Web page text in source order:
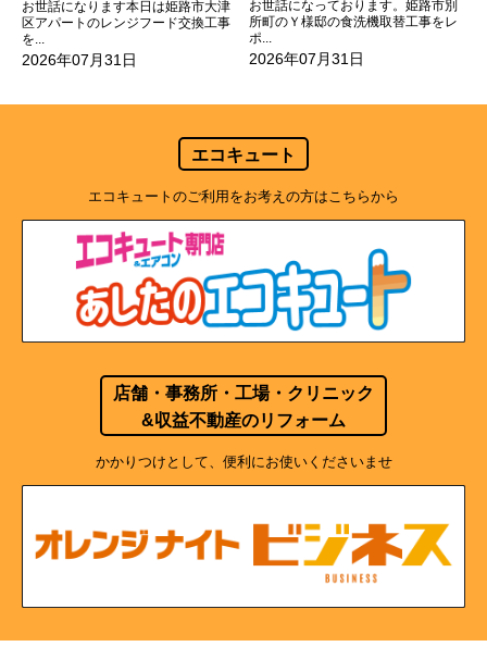
お世話になります本日は姫路市大津
区アパートのレンジフード交換工事
を...
2026年07月31日
お世話になっております。姫路市別
所町のＹ様邸の食洗機取替工事をレ
ポ...
2026年07月31日
エコキュート
エコキュートのご利用をお考えの方はこちらから
店舗・事務所・工場・クリニック
&収益不動産のリフォーム
かかりつけとして、便利にお使いくださいませ